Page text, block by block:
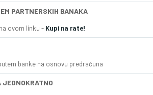
PARTNERSKIH BANAKA
na ovom linku - Kupi na rate!
banke na osnovu predračuna